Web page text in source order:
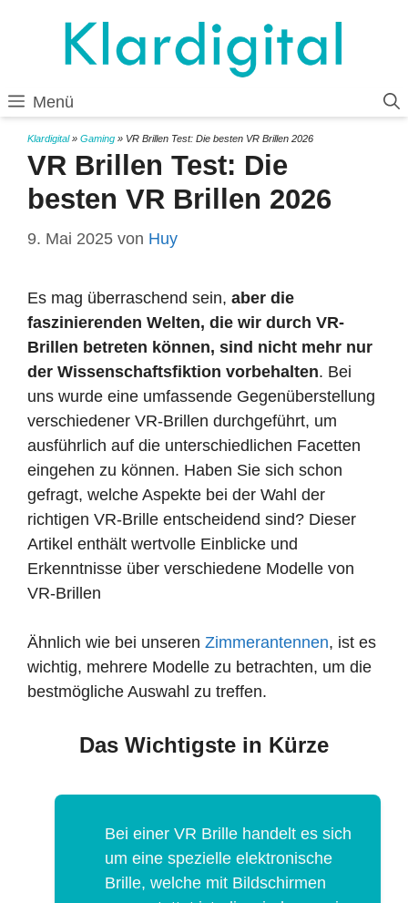
Menü
Klardigital» Gaming » VR Brillen Test: Die besten VR Brillen 2026
VR Brillen Test: Die
besten VR Brillen 2026
9. Mai 2025 von Huy
Es mag überraschend sein, aber die
faszinierenden Welten, die wir durch VR-
Brillen betreten können, sind nicht mehr nur
der Wissenschaftsfiktion vorbehalten. Bei
uns wurde eine umfassende Gegenüberstellung
verschiedener VR-Brillen durchgeführt, um
ausführlich auf die unterschiedlichen Facetten
eingehen zu können. Haben Sie sich schon
gefragt, welche Aspekte bei der Wahl der
richtigen VR-Brille entscheidend sind? Dieser
Artikel enthält wertvolle Einblicke und
Erkenntnisse über verschiedene Modelle von
VR-Brillen
Ähnlich wie bei unseren Zimmerantennen, ist es
wichtig, mehrere Modelle zu betrachten, um die
bestmögliche Auswahl zu treffen.
Das Wichtigste in Kürze
Bei einer VR Brille handelt es sich
um eine spezielle elektronische
Brille, welche mit Bildschirmen